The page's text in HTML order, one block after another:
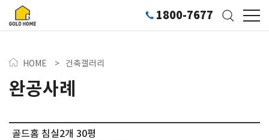
1800-7677
HOME > 건축갤러리
완공사례
골드홈 침실2개 30평